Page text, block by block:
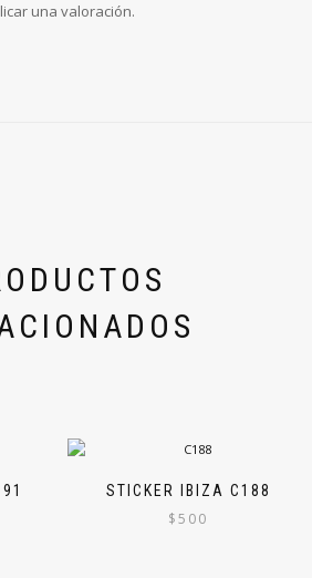
una valoración.
STICKER IBIZA C188
$500